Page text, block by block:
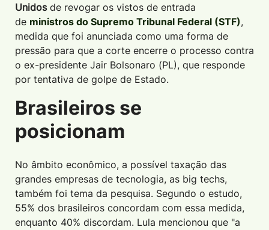
Unidosde revogar os vistos de entrada
de ministros do Supremo Tribunal Federal (STF),
medida que foi anunciada como uma forma de
pressão para que a corte encerre o processo contra
o ex-presidente Jair Bolsonaro (PL), que responde
por tentativa de golpe de Estado.
Brasileiros se
posicionam
No âmbito econômico, a possível taxação das
grandes empresas de tecnologia, as big techs,
também foi tema da pesquisa. Segundo o estudo,
55% dos brasileiros concordam com essa medida,
enquanto 40% discordam. Lula mencionou que "a